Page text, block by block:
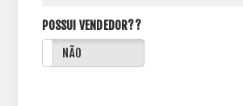
POSSUI VENDEDOR??
NÃO